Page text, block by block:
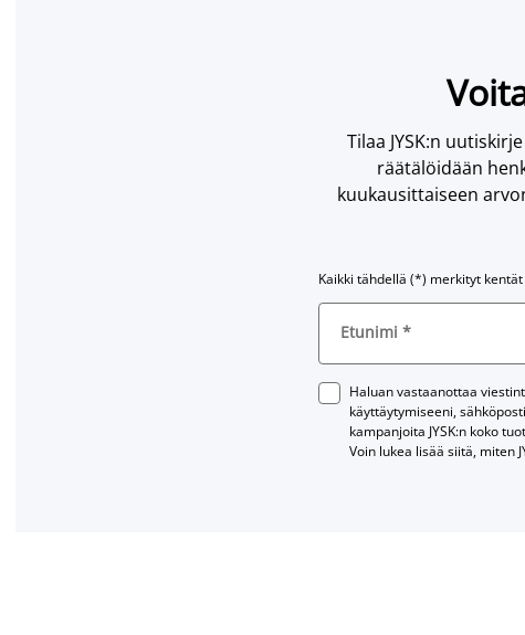
Tilaa JYSK:n
räätälöidään
kuukausittaiseen
Kaikki tähdellä (*) merkityt
Etunimi *
Haluan vastaanottaa
käyttäytymiseeni,
kampanjoita JYSK:n koko
Voin lukea lisää siitä, miten